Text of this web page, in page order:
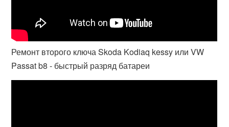
Ремонт второго ключа Skoda Kodiaq kessy или VW
Passat b8 - быстрый разряд батареи